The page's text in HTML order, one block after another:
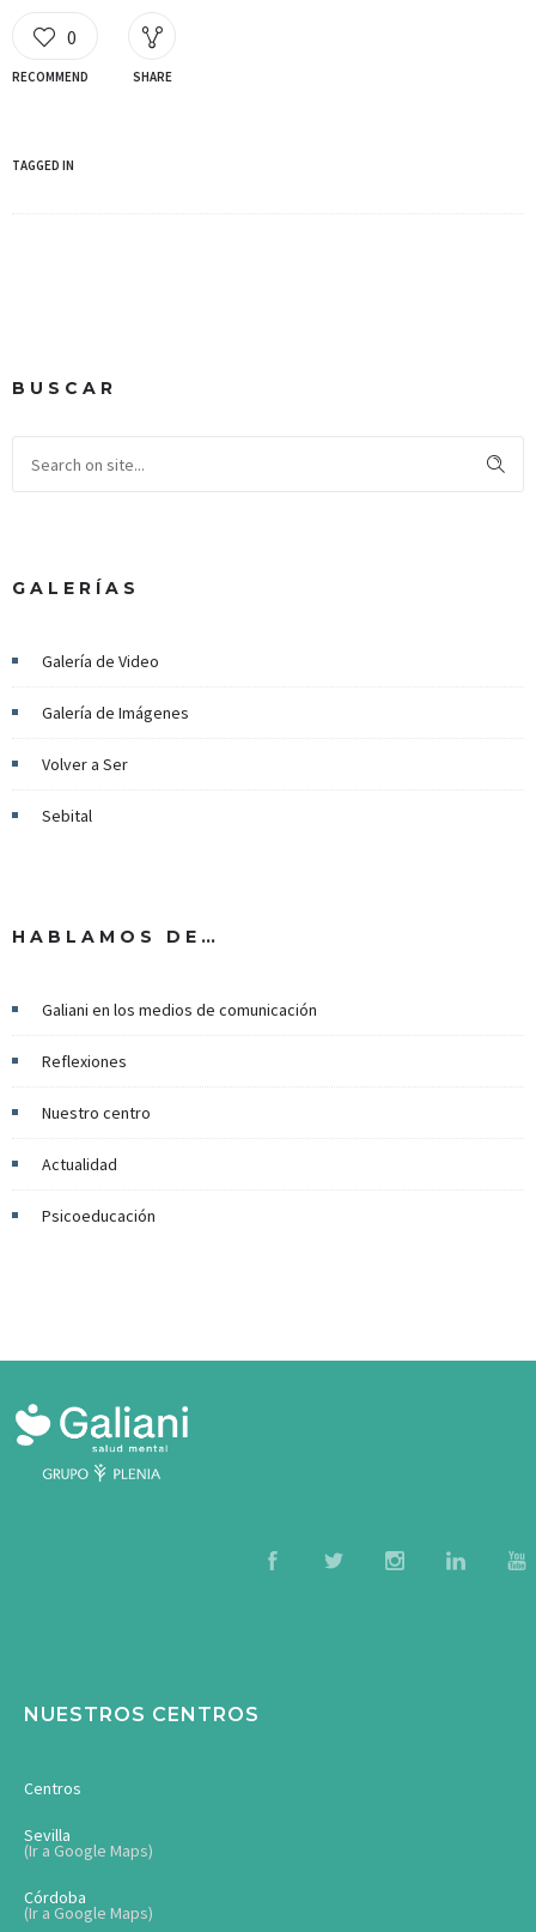
0
RECOMMEND SHARE
TAGGED IN
BUSCAR
GALERÍAS
Galería de Video
Galería de Imágenes
Volver a Ser
Sebital
HABLAMOS DE…
Galiani en los medios de comunicación
Reflexiones
Nuestro centro
Actualidad
Psicoeducación
NUESTROS CENTROS
Centros
Sevilla
(Ir a Google Maps)
Córdoba
(Ir a Google Maps)